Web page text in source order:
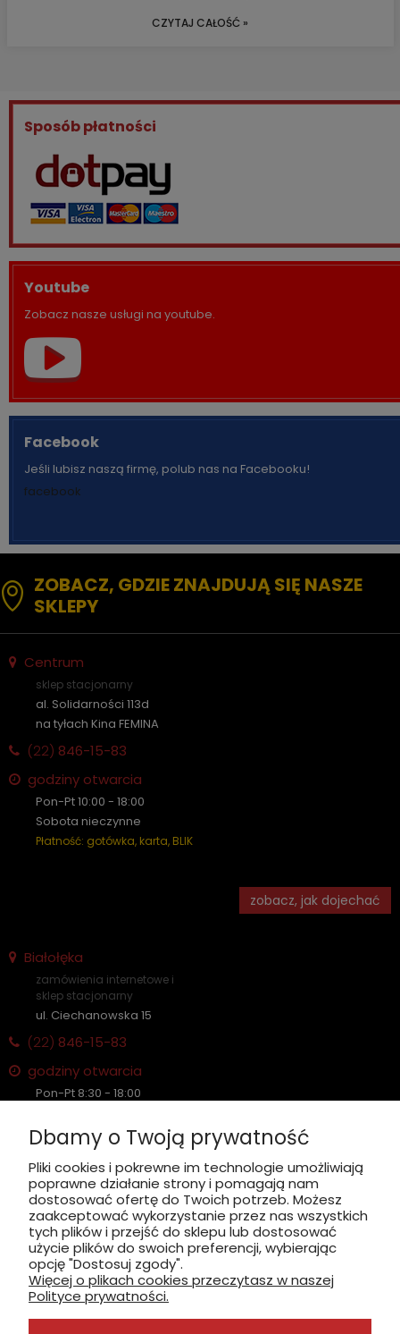
CZYTAJ CAŁOŚĆ »
Sposób płatności
Youtube
Zobacz nasze usługi na youtube.
Facebook
Jeśli lubisz naszą firmę, polub nas na Facebooku!
facebook
ZOBACZ, GDZIE ZNAJDUJĄ SIĘ NASZE
SKLEPY
Centrum
sklep stacjonarny
al. Solidarności 113d
na tyłach Kina FEMINA
(22) 846-15-83
godziny otwarcia
Pon-Pt 10:00 - 18:00
Sobota nieczynne
Płatność: gotówka, karta, BLIK
zobacz, jak dojechać
Białołęka
zamówienia internetowe i
sklep stacjonarny
ul. Ciechanowska 15
(22) 846-15-83
godziny otwarcia
Pon-Pt 8:30 - 18:00
Płatność: gotówka, karta, BLIK
zobacz, jak dojechać
INFORMACJE
Dbamy o Twoją prywatność
Pliki cookies i pokrewne im technologie umożliwiają
poprawne działanie strony i pomagają nam
dostosować ofertę do Twoich potrzeb. Możesz
zaakceptować wykorzystanie przez nas wszystkich
tych plików i przejść do sklepu lub dostosować
użycie plików do swoich preferencji, wybierając
opcję "Dostosuj zgody".
Więcej o plikach cookies przeczytasz w naszej
Polityce prywatności.